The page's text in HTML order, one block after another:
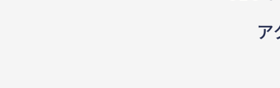
ア